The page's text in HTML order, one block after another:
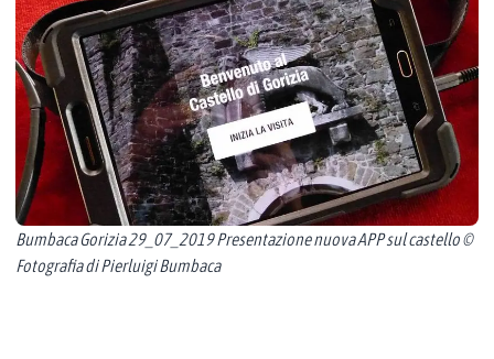
Bumbaca Gorizia 29_07_2019 Presentazione nuova APP sul castello ©
Fotografia di Pierluigi Bumbaca